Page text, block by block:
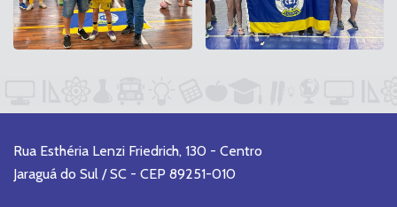
Rua Esthéria Lenzi Friedrich, 130 - Centro
Jaraguá do Sul / SC - CEP 89251-010